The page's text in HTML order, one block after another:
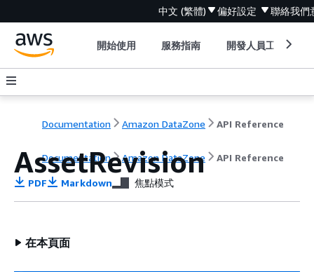
中文 (繁體) 偏好設定 聯絡我們
開始使用 服務指南 開發人員工具
Documentation Amazon DataZone API Reference
Documentation Amazon DataZone API Reference
AssetRevision
PDF Markdown 焦點模式
在本頁面